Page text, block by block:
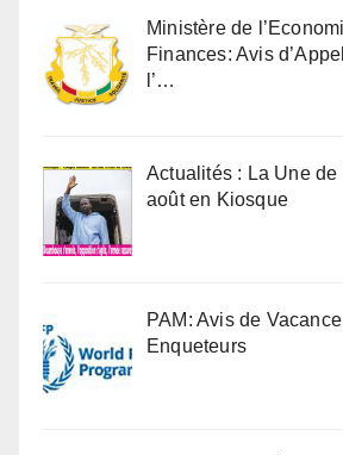
Ministère de
Finances: Avis
l’…
Actualités : La Une de
août en Kiosque
PAM: Avis de
Enqueteurs